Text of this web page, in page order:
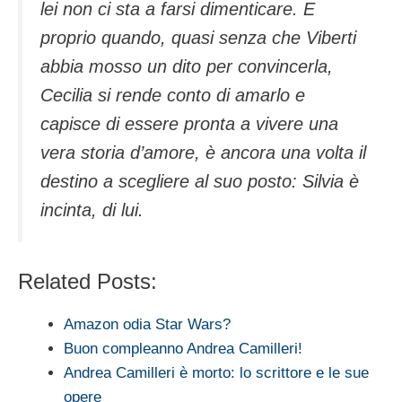
lei non ci sta a farsi dimenticare. E
proprio quando, quasi senza che Viberti
abbia mosso un dito per convincerla,
Cecilia si rende conto di amarlo e
capisce di essere pronta a vivere una
vera storia d’amore, è ancora una volta il
destino a scegliere al suo posto: Silvia è
incinta, di lui.
Related Posts:
Amazon odia Star Wars?
Buon compleanno Andrea Camilleri!
Andrea Camilleri è morto: lo scrittore e le sue
opere